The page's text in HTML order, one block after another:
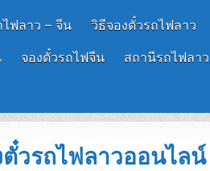
ไฟลาว – จีน วิธีจองตั๋วรถไฟลาว
จองตั๋วรถไฟจีน สถานีรถไฟลาว
วรถไฟลาวออนไลน์